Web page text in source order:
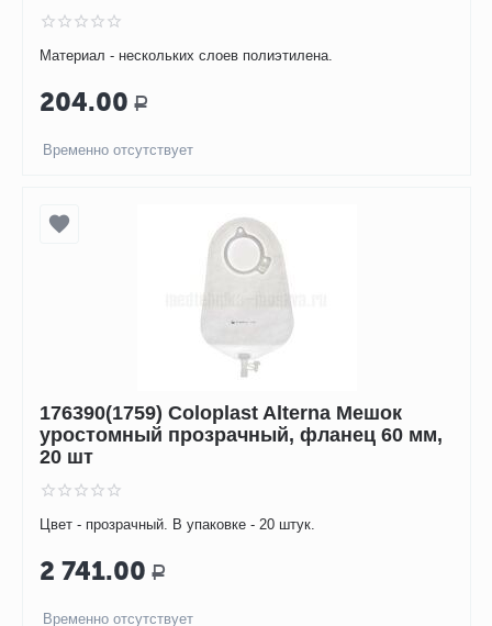
Материал - нескольких слоев полиэтилена.
204.00 Р
Временно отсутствует
176390(1759) Coloplast Alterna Мешок
уростомный прозрачный, фланец 60 мм,
20 шт
Цвет - прозрачный. В упаковке - 20 штук.
2 741.00 Р
Временно отсутствует